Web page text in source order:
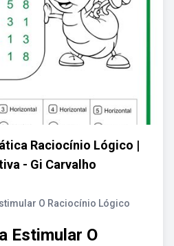
Raciocínio Lógico |
- Gi Carvalho
O Raciocínio Lógico
Estimular O